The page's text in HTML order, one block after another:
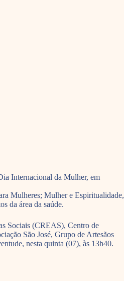
Internacional da Mulher, em
Mulheres; Mulher e Espiritualidade,
da área da saúde.
Sociais (CREAS), Centro de
São José, Grupo de Artesãos
nesta quinta (07), às 13h40.